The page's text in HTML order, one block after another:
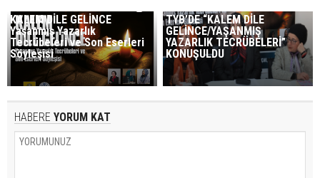
KALEM DİLE GELİNCE
Yaşanmış Yazarlık
Tecrübeleri ve Son Eserleri
Söyleşisi
TYB’DE “KALEM DİLE
GELİNCE/YAŞANMIŞ
YAZARLIK TECRÜBELERİ”
KONUŞULDU
HABERE YORUM KAT